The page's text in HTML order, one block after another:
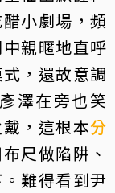
小劇場，頻
親暱地直呼
，還故意調
澤在旁也笑
，這根本分
尺做陷阱、
難得看到尹